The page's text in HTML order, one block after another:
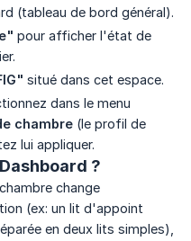
(tableau de bord général).
pour afficher l'état de
situé dans cet espace.
dans le menu
chambre (le profil de
lui appliquer.
?
change
(ex: un lit d'appoint
en deux lits simples),